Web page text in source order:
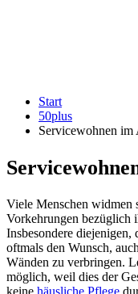
Start
50plus
Servicewohnen im
Viele Menschen widmen
Vorkehrungen bezüglich
Insbesondere diejenigen,
oftmals den Wunsch,
Wänden zu verbringen.
möglich, weil dies der